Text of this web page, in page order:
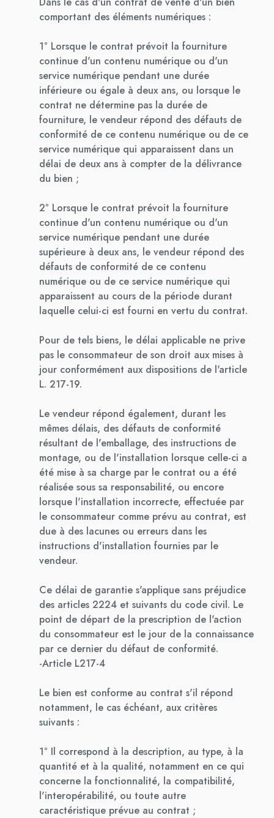
comportant des éléments numériques :
1° Lorsque le contrat prévoit la fourniture
continue d'un contenu numérique ou d'un
service numérique pendant une durée
inférieure ou égale à deux ans, ou lorsque le
contrat ne détermine pas la durée de
fourniture, le vendeur répond des défauts de
conformité de ce contenu numérique ou de ce
service numérique qui apparaissent dans un
délai de deux ans à compter de la délivrance
du bien ;
2° Lorsque le contrat prévoit la fourniture
continue d'un contenu numérique ou d'un
service numérique pendant une durée
supérieure à deux ans, le vendeur répond des
défauts de conformité de ce contenu
numérique ou de ce service numérique qui
apparaissent au cours de la période durant
laquelle celui-ci est fourni en vertu du contrat.
Pour de tels biens, le délai applicable ne prive
pas le consommateur de son droit aux mises à
jour conformément aux dispositions de l'article
L. 217-19.
Le vendeur répond également, durant les
mêmes délais, des défauts de conformité
résultant de l'emballage, des instructions de
montage, ou de l'installation lorsque celle-ci a
été mise à sa charge par le contrat ou a été
réalisée sous sa responsabilité, ou encore
lorsque l'installation incorrecte, effectuée par
le consommateur comme prévu au contrat, est
due à des lacunes ou erreurs dans les
instructions d'installation fournies par le
vendeur.
Ce délai de garantie s'applique sans préjudice
des articles 2224 et suivants du code civil. Le
point de départ de la prescription de l'action
du consommateur est le jour de la connaissance
par ce dernier du défaut de conformité.
-Article L217-4
Le bien est conforme au contrat s'il répond
notamment, le cas échéant, aux critères
suivants :
1° Il correspond à la description, au type, à la
quantité et à la qualité, notamment en ce qui
concerne la fonctionnalité, la compatibilité,
l'interopérabilité, ou toute autre
caractéristique prévue au contrat ;